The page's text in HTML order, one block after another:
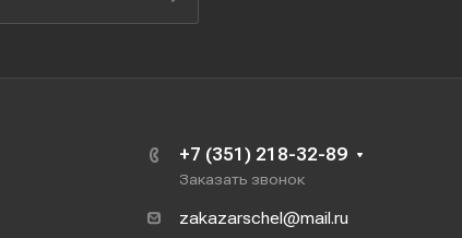
+7 (351) 218-32-89
Заказать звонок
zakazarschel@mail.ru